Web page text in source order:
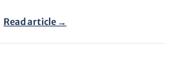
Read article →